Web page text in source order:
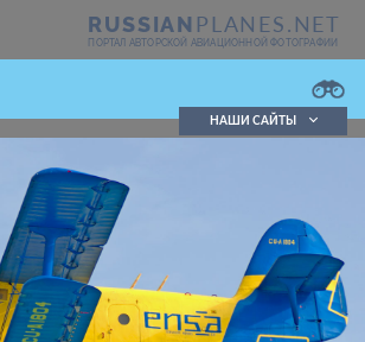
RUSSIAN PLANES.NET
ПОРТАЛ АВТОРСКОЙ АВИАЦИОННОЙ ФОТОГРАФИИ
ВОЙТИ
Поиск фотографий
Поиск в реестре
Кратко
Подробно
НАШИ САЙТЫ